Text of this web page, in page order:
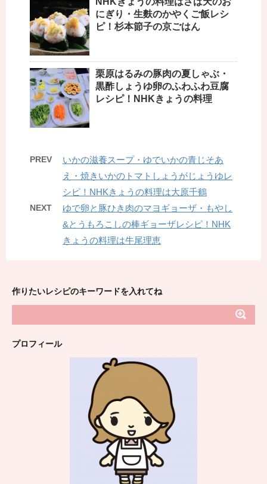
にぎり・生麩のかやくご飯レシ
ピ！杉本節子の京ごはん
栗原はるみの豚肉の夏しゃぶ・
黒酢しょうゆ卵のふわふわ豆腐
レシピ！NHKきょうの料理
PREV
いかの滋養スープ・ゆでいかの青じそあ
え・焼きいかのトマトしょうがじょうゆレ
シピ！NHKきょうの料理は大原千鶴
NEXT
ゆで卵と豚ひき肉のマヨギョーザ・もやし
&とうもろこしの棒ギョーザレシピ！NHK
きょうの料理は牛尾理恵
作りたいレシピのキーワードを入れてね
プロフィール